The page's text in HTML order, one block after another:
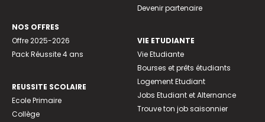
NOS OFFRES
Offre 2025-2026
Pack Réussite 4 ans
REUSSITE SCOLAIRE
Ecole Primaire
Collège
Devenir partenaire
VIE ETUDIANTE
Vie Etudiante
Bourses et prêts étudiants
Logement Etudiant
Jobs Etudiant et Alternance
Trouve ton job saisonnier